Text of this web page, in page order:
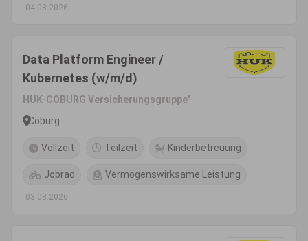
04.08.2026
Data Platform Engineer /
Kubernetes (w/m/d)
HUK-COBURG Versicherungsgruppe'
Coburg
Vollzeit Teilzeit Kinderbetreuung
Jobrad Vermögenswirksame Leistung
03.08.2026